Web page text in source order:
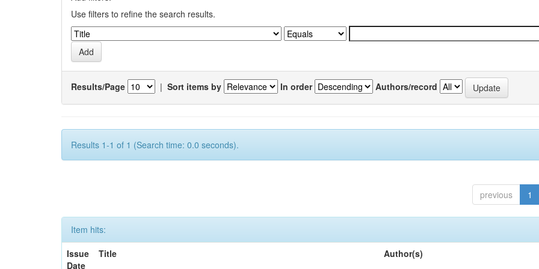
Use filters to refine the search results.
Results/Page | Sort items by In order Authors/record
Results 1-1 of 1 (Search time: 0.0 seconds).
previous 1
Item hits:
Issue
Date
Title Author(s)